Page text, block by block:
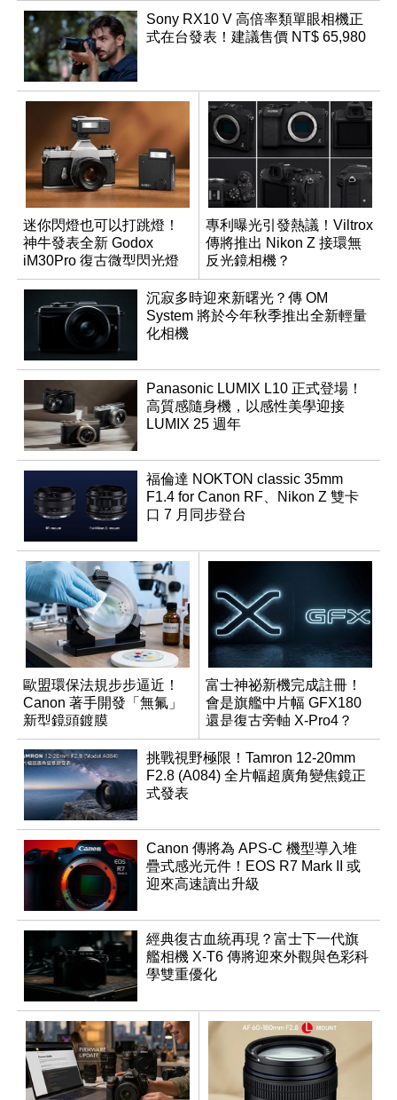
Sony RX10 V 高倍率類單眼相機正
式在台發表！建議售價 NT$ 65,980
迷你閃燈也可以打跳燈！
神牛發表全新 Godox
iM30Pro 復古微型閃光燈
專利曝光引發熱議！Viltrox
傳將推出 Nikon Z 接環無
反光鏡相機？
沉寂多時迎來新曙光？傳 OM
System 將於今年秋季推出全新輕量
化相機
Panasonic LUMIX L10 正式登場！
高質感隨身機，以感性美學迎接
LUMIX 25 週年
福倫達 NOKTON classic 35mm
F1.4 for Canon RF、Nikon Z 雙卡
口 7 月同步登台
歐盟環保法規步步逼近！
Canon 著手開發「無氟」
新型鏡頭鍍膜
富士神祕新機完成註冊！
會是旗艦中片幅 GFX180
還是復古旁軸 X-Pro4？
挑戰視野極限！Tamron 12-20mm
F2.8 (A084) 全片幅超廣角變焦鏡正
式發表
Canon 傳將為 APS-C 機型導入堆
疊式感光元件！EOS R7 Mark II 或
迎來高速讀出升級
經典復古血統再現？富士下一代旗
艦相機 X-T6 傳將迎來外觀與色彩科
學雙重優化